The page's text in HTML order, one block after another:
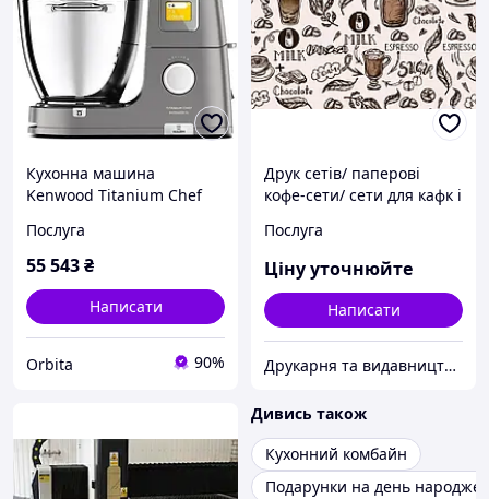
Кухонна машина
Kenwood Titanium Chef
1400 Вт
Послуга
55 543₴
Написати
Orbita 90%
Друк сетів/ паперові
кофе-сети/ сети для кафк і
Послуга
Ціну уточнюйте
Написати
Друкарня та видавництво в Черкасах
Дивись також
Кухонний комбайн
Подарунки на день